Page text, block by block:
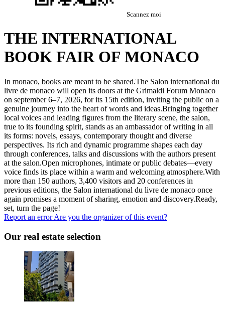
Scannez moi
THE INTERNATIONAL
BOOK FAIR OF MONACO
In monaco, books are meant to be shared.The Salon international du
livre de monaco will open its doors at the Grimaldi Forum Monaco
on september 6–7, 2026, for its 15th edition, inviting the public on a
genuine journey into the heart of words and ideas.Bringing together
local voices and leading figures from the literary scene, the salon,
true to its founding spirit, stands as an ambassador of writing in all
its forms: novels, essays, contemporary thought and diverse
perspectives. Its rich and dynamic programme shapes each day
through conferences, talks and discussions with the authors present
at the salon.Open microphones, intimate or public debates—every
voice finds its place within a warm and welcoming atmosphere.With
more than 150 authors, 3,400 visitors and 20 conferences in
previous editions, the Salon international du livre de monaco once
again promises a moment of sharing, emotion and discovery.Ready,
set, turn the page!
Report an errorAre you the organizer of this event?
Our real estate selection